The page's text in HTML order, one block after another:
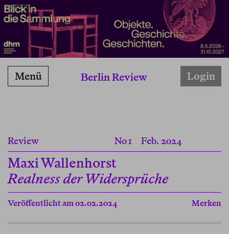
ANZEIGE
Berlin Review
Menü Login
Review No 1 Feb. 2024
Maxi Wallenhorst
Realness der Widersprüche
Veröffentlicht am 02.02.2024 Merken